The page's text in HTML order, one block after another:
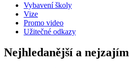
Vybavení školy
Vize
Promo video
Užitečné odkazy
Nejhledanější a